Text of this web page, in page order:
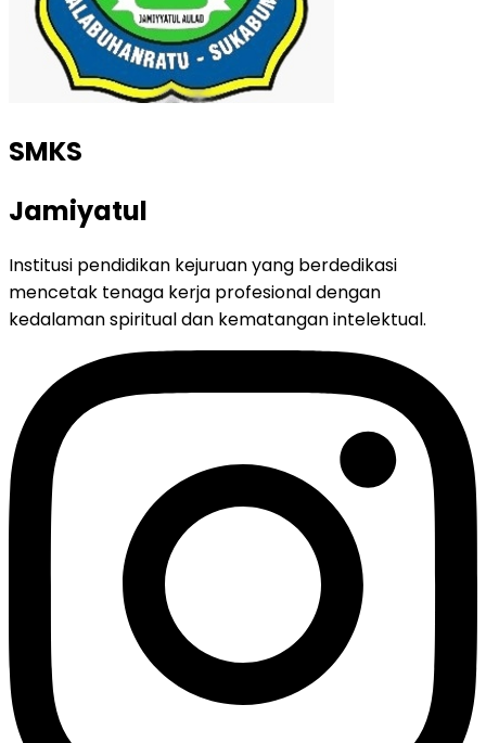
SMKS
Jamiyatul
Institusi pendidikan kejuruan yang berdedikasi
mencetak tenaga kerja profesional dengan
kedalaman spiritual dan kematangan intelektual.